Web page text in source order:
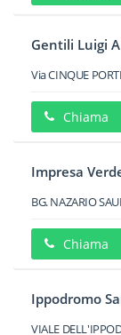
Gentili Luigi
Via CINQUE
Chiama
Impresa
BG. NAZARIO
Chiama
Ippodromo
VIALE